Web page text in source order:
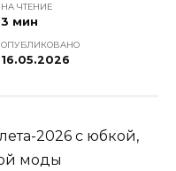
НА ЧТЕНИЕ
3 мин
ОПУБЛИКОВАНО
16.05.2026